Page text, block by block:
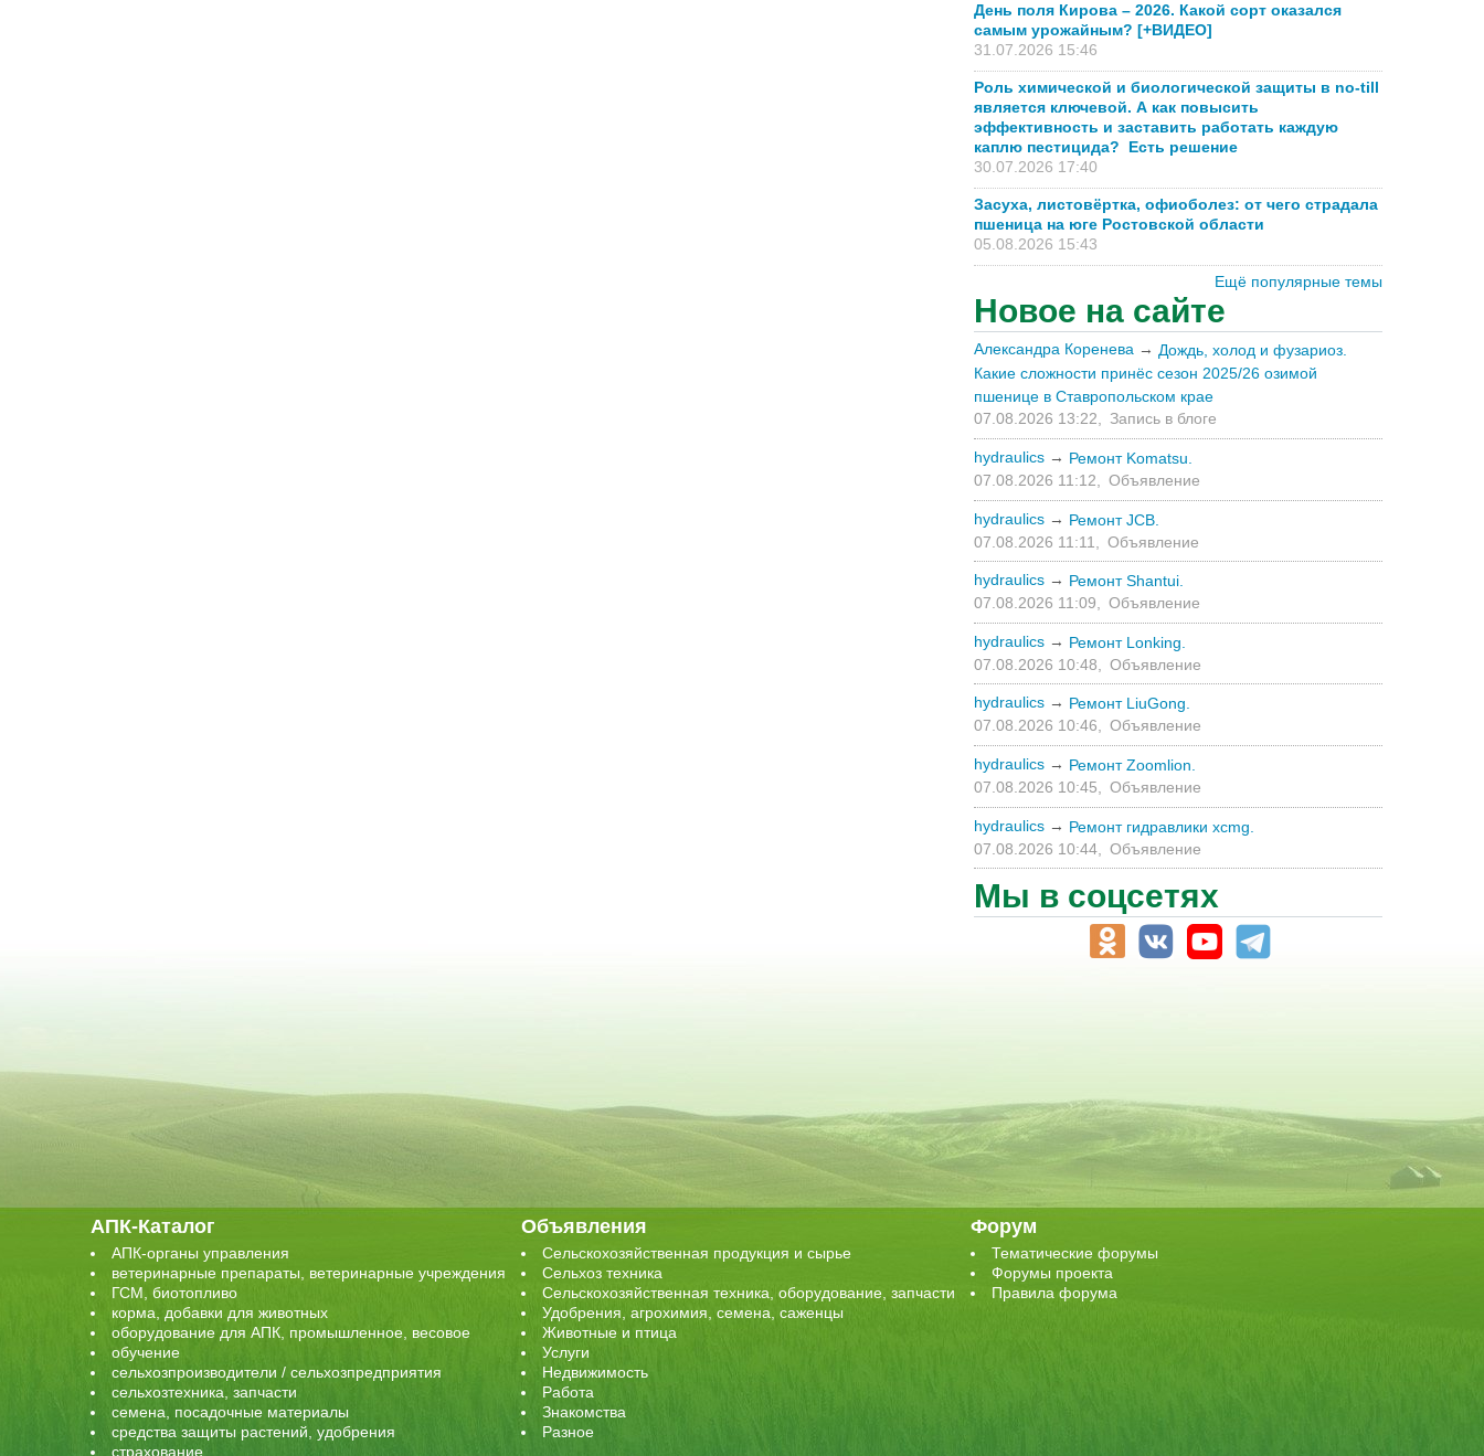
День поля Кирова – 2026. Какой сорт оказался
самым урожайным? [+ВИДЕО]
31.07.2026 15:46
Роль химической и биологической защиты в no-till
является ключевой. А как повысить
эффективность и заставить работать каждую
каплю пестицида? Есть решение
30.07.2026 17:40
Засуха, листовёртка, офиоболез: от чего страдала
пшеница на юге Ростовской области
05.08.2026 15:43
Ещё популярные темы
Новое на сайте
Александра Коренева → Дождь, холод и фузариоз.
Какие сложности принёс сезон 2025/26 озимой
пшенице в Ставропольском крае
07.08.2026 13:22, Запись в блоге
hydraulics → Ремонт Komatsu.
07.08.2026 11:12,
Объявление
hydraulics → Ремонт JCB.
07.08.2026 11:11,
Объявление
hydraulics → Ремонт Shantui.
07.08.2026 11:09,
Объявление
hydraulics → Ремонт Lonking.
07.08.2026 10:48,
Объявление
hydraulics → Ремонт LiuGong.
07.08.2026 10:46, Объявление
hydraulics → Ремонт Zoomlion.
07.08.2026 10:45,
Объявление
hydraulics → Ремонт гидравлики xcmg.
07.08.2026 10:44,
Объявление
Мы в соцсетях
АПК-Каталог
АПК-органы управления
ветеринарные препараты, ветеринарные учреждения
ГСМ, биотопливо
корма, добавки для животных
оборудование для АПК, промышленное, весовое
обучение
сельхозпроизводители / сельхозпредприятия
сельхозтехника, запчасти
семена, посадочные материалы
средства защиты растений, удобрения
страхование
Объявления
Сельскохозяйственная продукция и сырье
Сельхоз техника
Сельскохозяйственная техника, оборудование, запчасти
Удобрения, агрохимия, семена, саженцы
Животные и птица
Услуги
Недвижимость
Работа
Знакомства
Разное
Форум
Тематические форумы
Форумы проекта
Правила форума